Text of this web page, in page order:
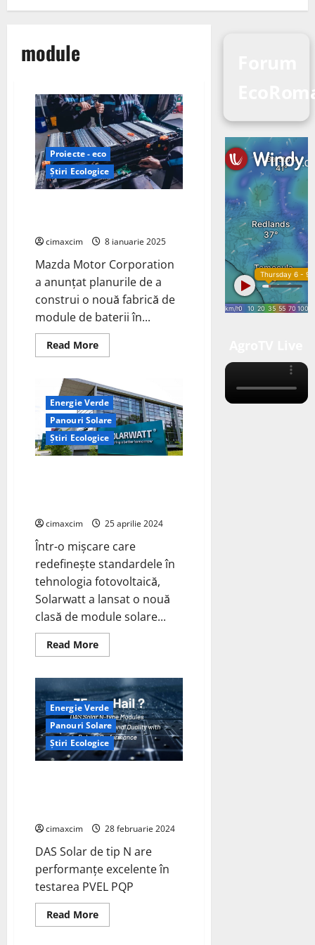
module
Proiecte - eco
Știri Ecologice
cimaxcim 8 ianuarie 2025
Mazda Motor Corporation
a anunțat planurile de a
construi o nouă fabrică de
module de baterii în...
Read MoreRead
more
construiește
o
nouă
fabrică
de
baterii
în
Japonia
Energie Verde
Panouri Solare
Știri Ecologice
cimaxcim 25 aprilie 2024
Într-o mișcare care
redefinește standardele în
tehnologia fotovoltaică,
Solarwatt a lansat o nouă
clasă de module solare...
Read MoreRead
more
Revolutionează
Industria
Fotovoltaică
cu
Noile
Module
de
450
Wp
Energie Verde
Panouri Solare
Știri Ecologice
cimaxcim 28 februarie 2024
DAS Solar de tip N are
performanțe excelente în
testarea PVEL PQP
Read MoreRead
more